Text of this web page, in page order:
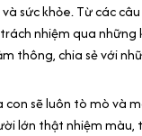
sức khỏe. Từ các câu
nhiệm qua những
thông, chia sẻ với
con sẽ luôn tò mò và
lớn thật nhiệm màu,